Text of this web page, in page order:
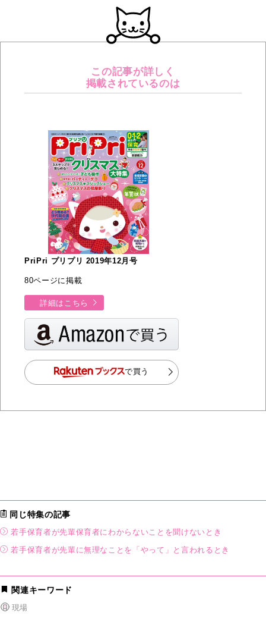
この記事が詳しく
掲載されているのは
PriPri プリプリ 2019年12月号
80ページに掲載
詳細はこちら
で買う
同じ特集の記事
若⼿保育者が先輩保育者にわからないことを聞けないとき
若⼿保育者が先輩に無理なことを「やって」と⾔われるとき
関連キーワード
現場